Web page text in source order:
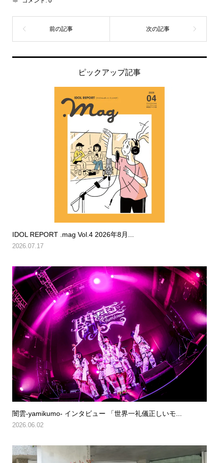
ピックアップ記事
IDOL REPORT .mag Vol.4 2026年8月...
2026.07.17
闇雲-yamikumo- インタビュー 「世界一礼儀正しいモ...
2026.06.02